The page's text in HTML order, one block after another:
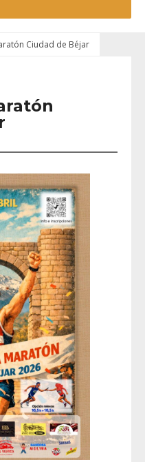
Ciudad de Béjar